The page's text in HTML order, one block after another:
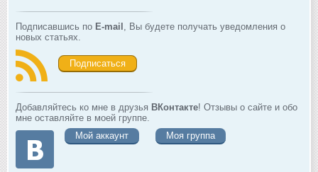
Подписавшись по E-mail
, Вы будете получать уведомления о
новых статьях.
Подписаться
Добавляйтесь ко мне в друзья ВКонтакте! Отзывы о сайте и обо
мне оставляйте в моей группе.
Мой аккаунт
Моя группа